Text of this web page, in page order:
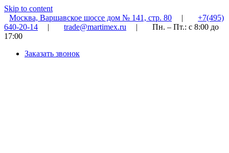
Skip to content
Москва, Варшавское шоссе дом № 141, стр. 80
|
+7(495)
640-20-14
| trade@martimex.ru |
Пн. – Пт.: с 8:00 до
17:00
Заказать звонок